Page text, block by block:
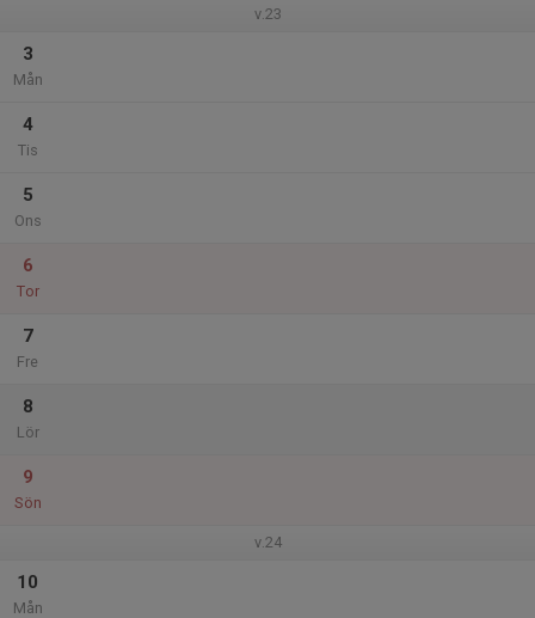
v.23
3
Mån
4
Tis
5
Ons
6
Tor
7
Fre
8
Lör
9
Sön
v.24
10
Mån